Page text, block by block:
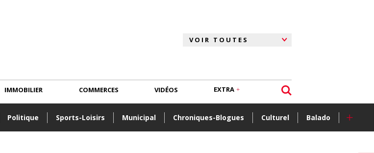
Politique Sports-Loisirs Municipal Chroniques-Blogues Culturel Balado +
IMMOBILIER COMMERCES VIDÉOS EXTRA